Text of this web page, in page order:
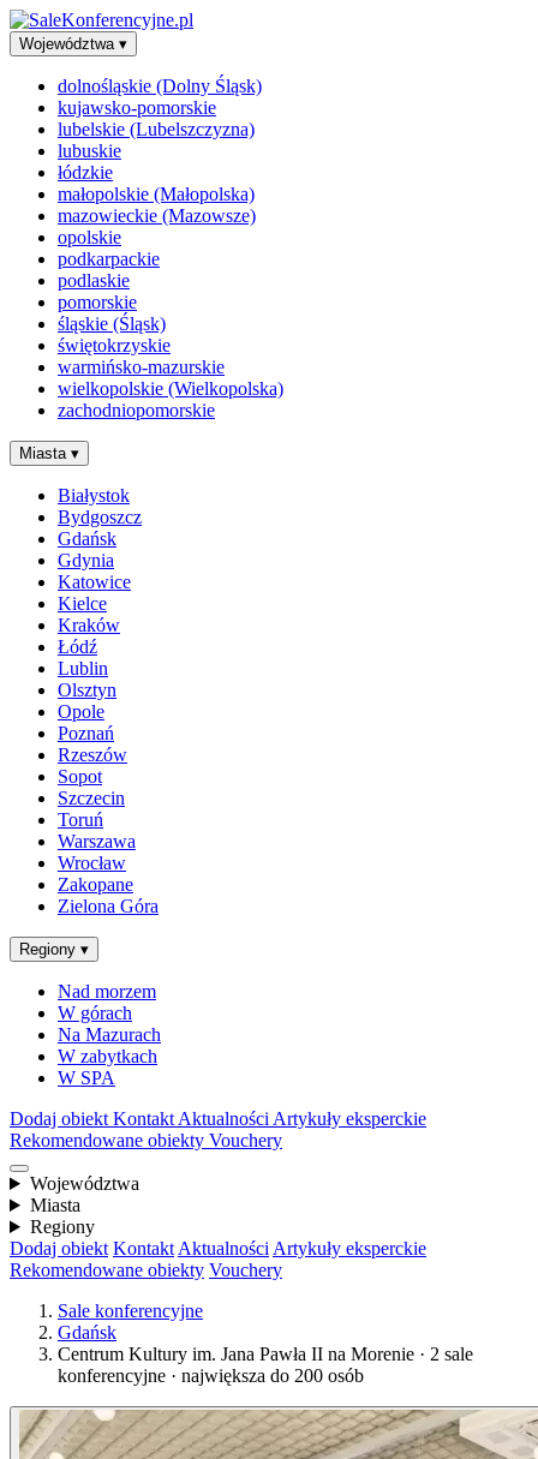
Województwa ▾
dolnośląskie (Dolny Śląsk)
kujawsko-pomorskie
lubelskie (Lubelszczyzna)
lubuskie
łódzkie
małopolskie (Małopolska)
mazowieckie (Mazowsze)
opolskie
podkarpackie
podlaskie
pomorskie
śląskie (Śląsk)
świętokrzyskie
warmińsko-mazurskie
wielkopolskie (Wielkopolska)
zachodniopomorskie
Miasta ▾
Białystok
Bydgoszcz
Gdańsk
Gdynia
Katowice
Kielce
Kraków
Łódź
Lublin
Olsztyn
Opole
Poznań
Rzeszów
Sopot
Szczecin
Toruń
Warszawa
Wrocław
Zakopane
Zielona Góra
Regiony ▾
Nad morzem
W górach
Na Mazurach
W zabytkach
W SPA
Dodaj obiekt Kontakt Aktualności Artykuły eksperckie
Rekomendowane obiekty Vouchery
Województwa
Miasta
Regiony
Dodaj obiekt Kontakt Aktualności Artykuły eksperckie
Rekomendowane obiekty Vouchery
Sale konferencyjne
Gdańsk
Centrum Kultury im. Jana Pawła II na Morenie · 2 sale
konferencyjne · największa do 200 osób